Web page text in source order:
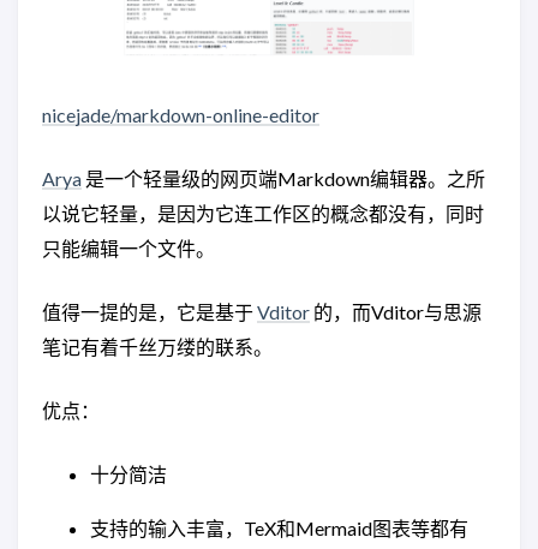
nicejade/markdown-online-editor
Arya 是一个轻量级的网页端Markdown编辑器。之所
以说它轻量，是因为它连工作区的概念都没有，同时
只能编辑一个文件。
值得一提的是，它是基于Vditor 的，而Vditor与思源
笔记有着千丝万缕的联系。
优点：
十分简洁
支持的输入丰富，TeX和Mermaid图表等都有